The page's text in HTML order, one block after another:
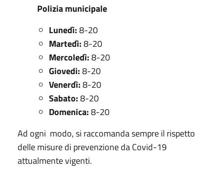
Polizia municipale
Lunedì:8-20
Martedì:8-20
Mercoledì:8-20
Giovedi:8-20
Venerdì:8-20
Sabato:8-20
Domenica:8-20
Ad ogni modo, si raccomanda sempre il rispetto
delle misure di prevenzione da Covid-19
attualmente vigenti.